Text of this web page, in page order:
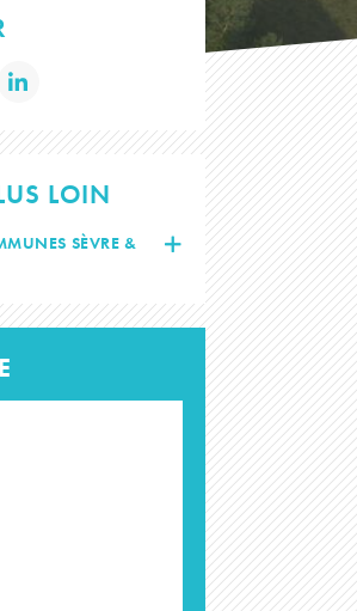
LOIN
SÈVRE &